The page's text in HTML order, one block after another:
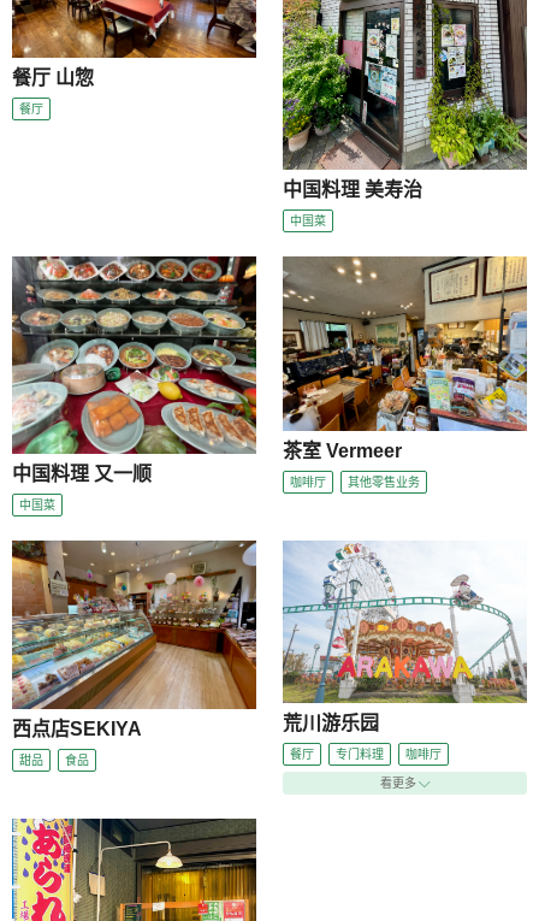
餐厅 山惣
餐厅
中国料理 美寿治
中国菜
中国料理 又一顺
中国菜
茶室 Vermeer
咖啡厅 其他零售业务
西点店SEKIYA
甜品 食品
荒川游乐园
餐厅 专门料理 咖啡厅
看更多